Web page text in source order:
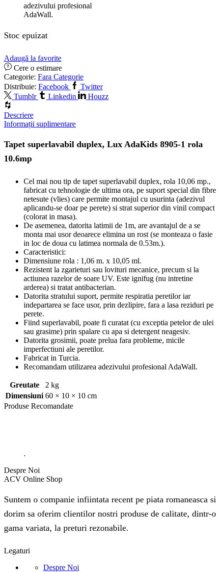
adezivului profesional
AdaWall.
Stoc epuizat
Adaugă la favorite
Cere o estimare
Categorie: Fara Categorie
Distribuie: Facebook
Twitter
Tumblr
Linkedin Houzz
Descriere
Informații suplimentare
Tapet superlavabil duplex, Lux AdaKids 8905-1 rola
10.6mp
Cel mai nou tip de tapet superlavabil duplex, rola 10,06 mp.,
fabricat cu tehnologie de ultima ora, pe suport special din fibre
netesute (vlies) care permite montajul cu usurinta (adezivul
aplicandu-se doar pe perete) si strat superior din vinil compact
(colorat in masa).
De asemenea, datorita latimii de 1m, are avantajul de a se
monta mai usor deoarece elimina un rost (se monteaza o fasie
in loc de doua cu latimea normala de 0.53m.).
Caracteristici:
Dimensiune rola : 1,06 m. x 10,05 ml.
Rezistent la zgarieturi sau lovituri mecanice, precum si la
actiunea razelor de soare UV. Este ignifug (nu intretine
arderea) si tratat antibacterian.
Datorita stratului suport, permite respiratia peretilor iar
indepartarea se face usor, prin dezlipire, fara a lasa reziduri pe
perete.
Fiind superlavabil, poate fi curatat (cu exceptia petelor de ulei
sau grasime) prin spalare cu apa si detergent neagesiv.
Datorita grosimii, poate prelua fara probleme, micile
imperfectiuni ale peretilor.
Fabricat in Turcia.
Recomandam utilizarea adezivului profesional AdaWall.
Greutate
2 kg
Dimensiuni 60 × 10 × 10 cm
Produse Recomandate
.
Despre Noi
ACV Online Shop
Suntem o companie infiintata recent pe piata romaneasca si
dorim sa oferim clientilor nostri produse de calitate, dintr-o
gama variata, la preturi rezonabile.
Legaturi
Despre Noi